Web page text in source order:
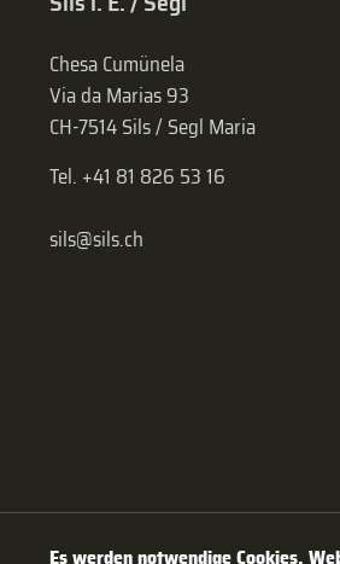
Chesa Cumünela
Via da Marias 93
CH-7514 Sils / Segl Maria
Tel. +41 81 826 53 16
sils@sils.ch
Es werden notwendige Cookies,